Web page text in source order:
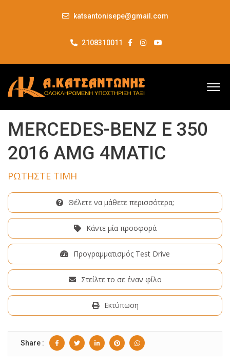
katsantonisepe@gmail.com
2108310011
MERCEDES-BENZ E 350
2016 AMG 4MATIC
ΡΩΤΗΣΤΕ ΤΙΜΗ
Θέλετε να μάθετε περισσότερα;
Κάντε μία προσφορά
Προγραμματισμός Test Drive
Στείλτε το σε έναν φίλο
Εκτύπωση
Share :